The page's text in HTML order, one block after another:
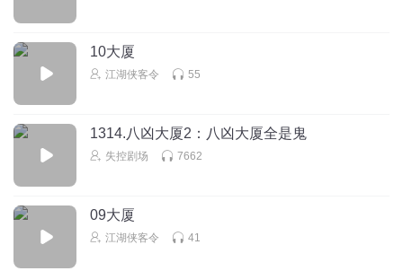
10大厦
江湖侠客令 55
1314.八凶大厦2：八凶大厦全是鬼
失控剧场 7662
09大厦
江湖侠客令 41